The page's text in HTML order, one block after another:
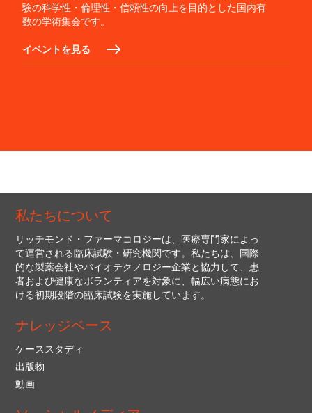
験の科学性・倫理性・信頼性の向上を目的とした国内有
数の学術集会です。
イベントを見る
私たちについて
リッチモンド・ファーマコロジーは、医療専門家によっ
て運営される臨床試験・研究機関です。私たちは、国際
的な製薬会社やバイオテクノロジー企業と協力して、患
者および健康なボランティアを対象に、幅広い病態にお
ける初期段階の臨床試験を実施しています。
ナレッジベース
ケーススタディ
出版物
動画